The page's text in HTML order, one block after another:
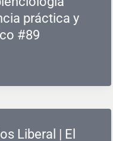
práctica y
#89
Liberal | El